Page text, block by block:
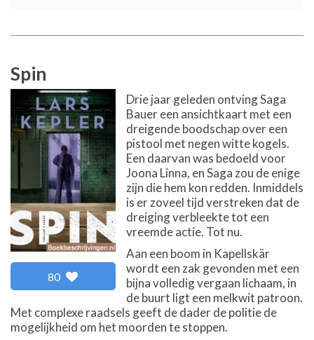
Spin
80
Drie jaar geleden ontving Saga
Bauer een ansichtkaart met een
dreigende boodschap over een
pistool met negen witte kogels.
Een daarvan was bedoeld voor
Joona Linna, en Saga zou de enige
zijn die hem kon redden. Inmiddels
is er zoveel tijd verstreken dat de
dreiging verbleekte tot een
vreemde actie. Tot nu.
Aan een boom in Kapellskär
wordt een zak gevonden met een
bijna volledig vergaan lichaam, in
de buurt ligt een melkwit patroon.
Met complexe raadsels geeft de dader de politie de
mogelijkheid om het moorden te stoppen.